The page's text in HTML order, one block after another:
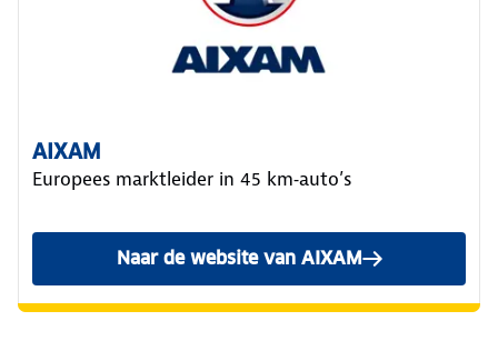
AIXAM
Europees marktleider in 45 km‑auto’s
Naar de website van AIXAM